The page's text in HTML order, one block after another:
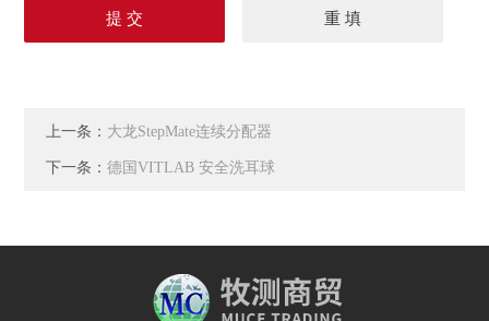
上一条： 大龙StepMate连续分配器
下一条：德国VITLAB 安全洗耳球